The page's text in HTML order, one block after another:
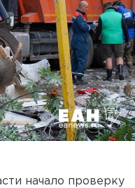
начало проверку